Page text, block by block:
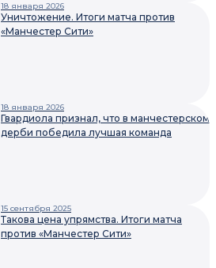
18 января 2026
Уничтожение. Итоги матча против
«Манчестер Сити»
18 января 2026
Гвардиола признал, что в манчестерском
дерби победила лучшая команда
15 сентября 2025
Такова цена упрямства. Итоги матча
против «Манчестер Сити»